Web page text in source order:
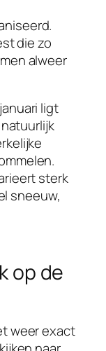
die zo
alweer
ligt
sterk
sneeuw,
op de
weer exact